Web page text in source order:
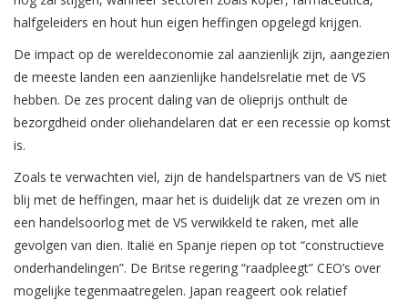
halfgeleiders en hout hun eigen heffingen opgelegd krijgen.
De impact op de wereldeconomie zal aanzienlijk zijn, aangezien
de meeste landen een aanzienlijke handelsrelatie met de VS
hebben. De zes procent daling van de olieprijs onthult de
bezorgdheid onder oliehandelaren dat er een recessie op komst
is.
Zoals te verwachten viel, zijn de handelspartners van de VS niet
blij met de heffingen, maar het is duidelijk dat ze vrezen om in
een handelsoorlog met de VS verwikkeld te raken, met alle
gevolgen van dien. Italië en Spanje riepen op tot “constructieve
onderhandelingen”. De Britse regering “raadpleegt” CEO’s over
mogelijke tegenmaatregelen. Japan reageert ook relatief